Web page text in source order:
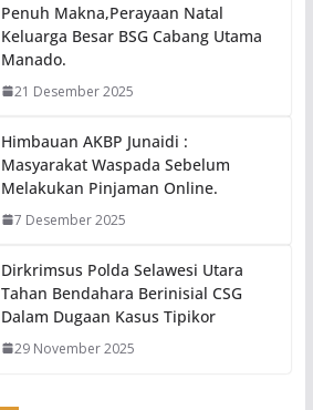
Penuh Makna,Perayaan Natal
Keluarga Besar BSG Cabang Utama
Manado.
21 Desember 2025
Himbauan AKBP Junaidi :
Masyarakat Waspada Sebelum
Melakukan Pinjaman Online.
7 Desember 2025
Dirkrimsus Polda Selawesi Utara
Tahan Bendahara Berinisial CSG
Dalam Dugaan Kasus Tipikor
29 November 2025